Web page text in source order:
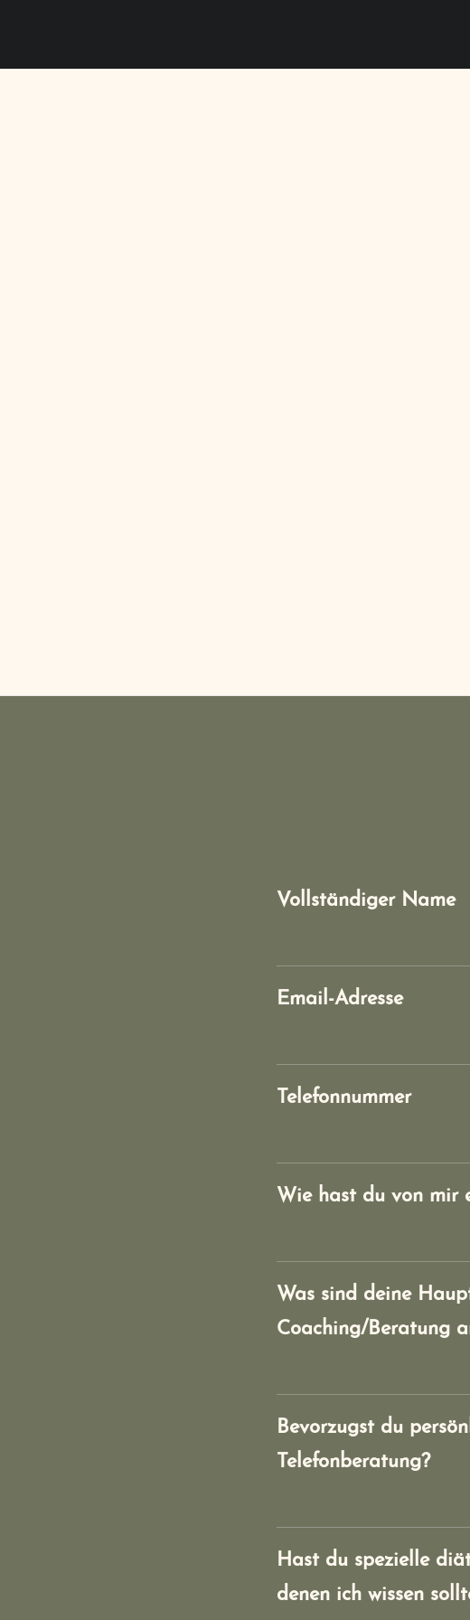
Vollständiger Name
Email-Adresse
Telefonnummer
Wie hast du von mir
Was sind deine
Coaching/Beratung
Bevorzugst du
Telefonberatung?
Hast du spezielle
denen ich wissen